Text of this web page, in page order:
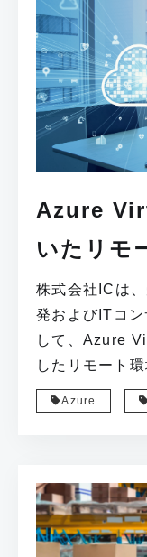
Azure
いたリモ
ジェクト
株式会社ICは
発およびITコ
して、Azure
したリモート
Azure